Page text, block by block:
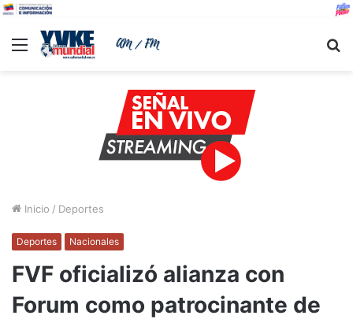
Menu
Inicio / Deportes
Deportes Nacionales
FVF oficializó alianza con
Forum como patrocinante de